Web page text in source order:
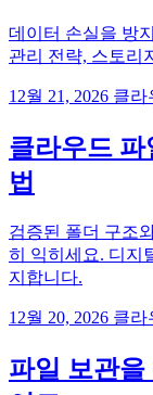
데이터 손실을 방
관리 전략, 스토리
12월 21, 2026 클라
클라우드
법
검증된 폴더 구조
히 익히세요. 디지
지합니다.
12월 20, 2026 클라
파일 보관